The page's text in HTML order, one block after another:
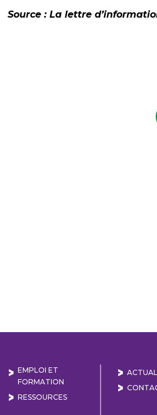
Source : La lettre
EMPLOI ET
FORMATION
RESSOURCES